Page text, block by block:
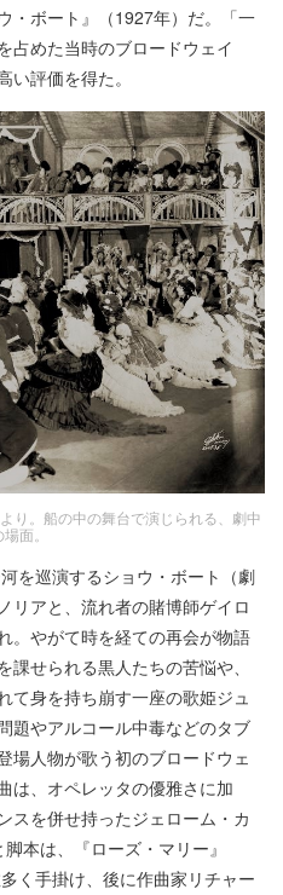
・ボート』（1927年）だ。「一
占めた当時のブロードウェイ
評価を得た。
り。船の中の舞台で演じられる、劇中
面。
を巡演するショウ・ボート（劇
リアと、流れ者の賭博師ゲイロ
。やがて時を経ての再会が物語
せられる黒人たちの苦悩や、
て身を持ち崩す一座の歌姫ジュ
題やアルコール中毒などのタブ
場人物が歌う初のブロードウェ
は、オペレッタの優雅さに加
スを併せ持ったジェローム・カ
本は、『ローズ・マリー』
く手掛け、後に作曲家リチャー